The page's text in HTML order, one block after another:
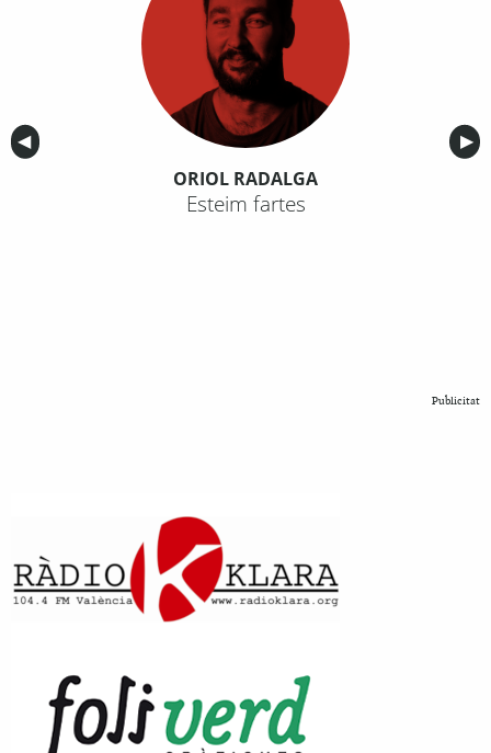
Anterior
◀︎ ▶︎
ORIOL RADALGA
Esteim fartes
Publicitat